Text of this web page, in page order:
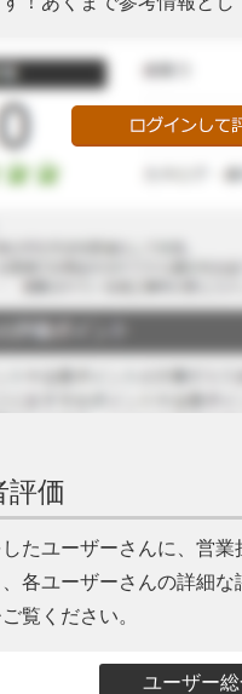
評価
たユーザーさんに、営
各ユーザーさんの詳細
覧ください。
ユーザー